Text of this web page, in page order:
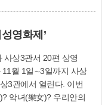
서 왔다. 또 신입사원에
산업 역군으로서 직장
다. 문의 : 자치행정
는 주례1동의 재능나눔
로 주민 스스로 주거환
딤돌사업’이 주민의 행
사례로 주목 받았다.
주례3동 ‘사랑의 등댓
영화제’
월 1일∼3일까지 사상
3관에서 열린다. 이번
악녀(樂女)? 우리안의